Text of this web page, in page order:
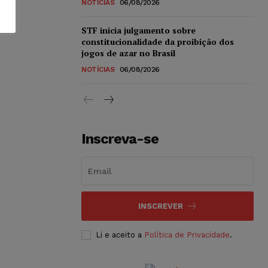
NOTÍCIAS 06/08/2026
STF inicia julgamento sobre
constitucionalidade da proibição dos
jogos de azar no Brasil
NOTÍCIAS 06/08/2026
Inscreva-se
INSCREVER
Li e aceito a Política de Privacidade.